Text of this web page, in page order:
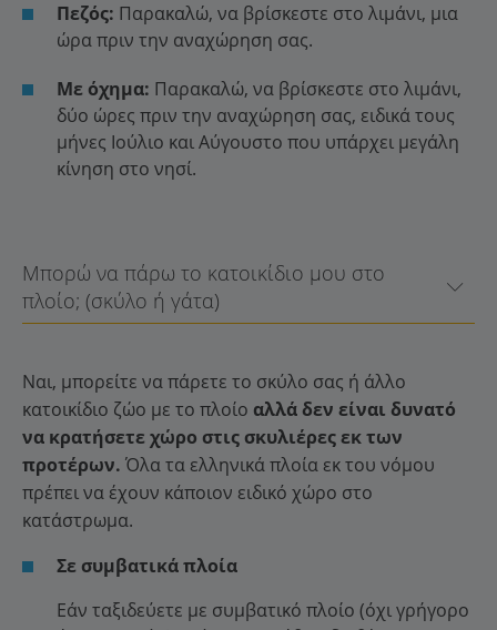
Πεζός: Παρακαλώ, να βρίσκεστε στο λιμάνι, μια
ώρα πριν την αναχώρηση σας.
Με όχημα: Παρακαλώ, να βρίσκεστε στο λιμάνι,
δύο ώρες πριν την αναχώρηση σας, ειδικά τους
μήνες Ιούλιο και Αύγουστο που υπάρχει μεγάλη
κίνηση στο νησί.
Μπορώ να πάρω το κατοικίδιο μου στο
πλοίο; (σκύλο ή γάτα)
Ναι, μπορείτε να πάρετε το σκύλο σας ή άλλο
κατοικίδιο ζώο με το πλοίο αλλά δεν είναι δυνατό
να κρατήσετε χώρο στις σκυλιέρες εκ των
προτέρων. Όλα τα ελληνικά πλοία εκ του νόμου
πρέπει να έχουν κάποιον ειδικό χώρο στο
κατάστρωμα.
Σε συμβατικά πλοία
Εάν ταξιδεύετε με συμβατικό πλοίο (όχι γρήγορο